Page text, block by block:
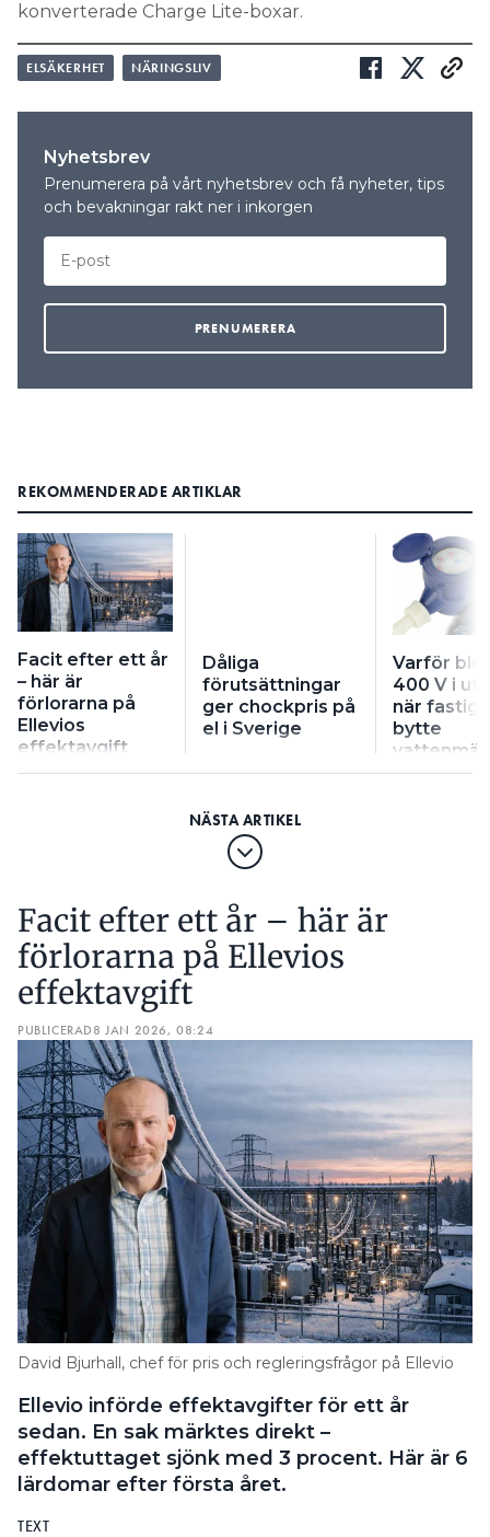
konverterade Charge Lite-boxar.
ELSÄKERHET NÄRINGSLIV
Nyhetsbrev
Prenumerera på vårt nyhetsbrev och få nyheter, tips
och bevakningar rakt ner i inkorgen
REKOMMENDERADE ARTIKLAR
Facit efter ett år
– här är
förlorarna på
Ellevios
effektavgift
Dåliga
förutsättningar
ger chockpris på
el i Sverige
Varför
400 V i
när
bytte
Facit efter ett år – här är
förlorarna på Ellevios
effektavgift
PUBLICERAD8 JAN 2026, 08:24
David Bjurhall, chef för pris och regleringsfrågor på Ellevio
Ellevio införde effektavgifter för ett år
sedan. En sak märktes direkt –
effektuttaget sjönk med 3 procent. Här är 6
lärdomar efter första året.
TEXT